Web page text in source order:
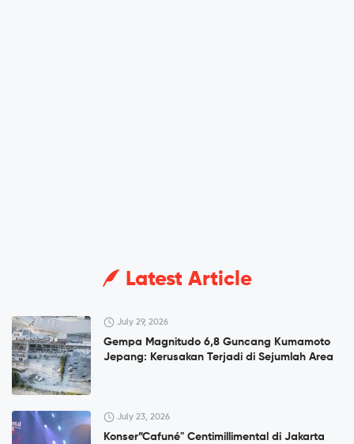
Latest Article
July 29, 2026
Gempa Magnitudo 6,8 Guncang Kumamoto
Jepang: Kerusakan Terjadi di Sejumlah Area
July 23, 2026
Konser”Cafuné" Centimillimental di Jakarta